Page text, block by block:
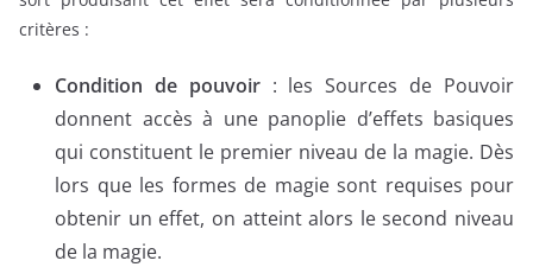
critères :
Condition de pouvoir: les Sources de Pouvoir
donnent accès à une panoplie d’effets basiques
qui constituent le premier niveau de la magie. Dès
lors que les formes de magie sont requises pour
obtenir un effet, on atteint alors le second niveau
de la magie.